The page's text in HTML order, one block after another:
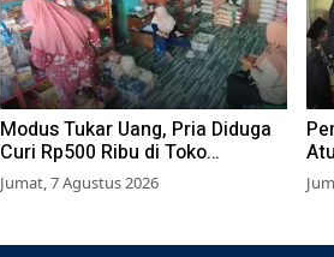
Modus Tukar Uang, Pria Diduga
Curi Rp500 Ribu di Toko
Pasuruan
Jumat, 7 Agustus 2026